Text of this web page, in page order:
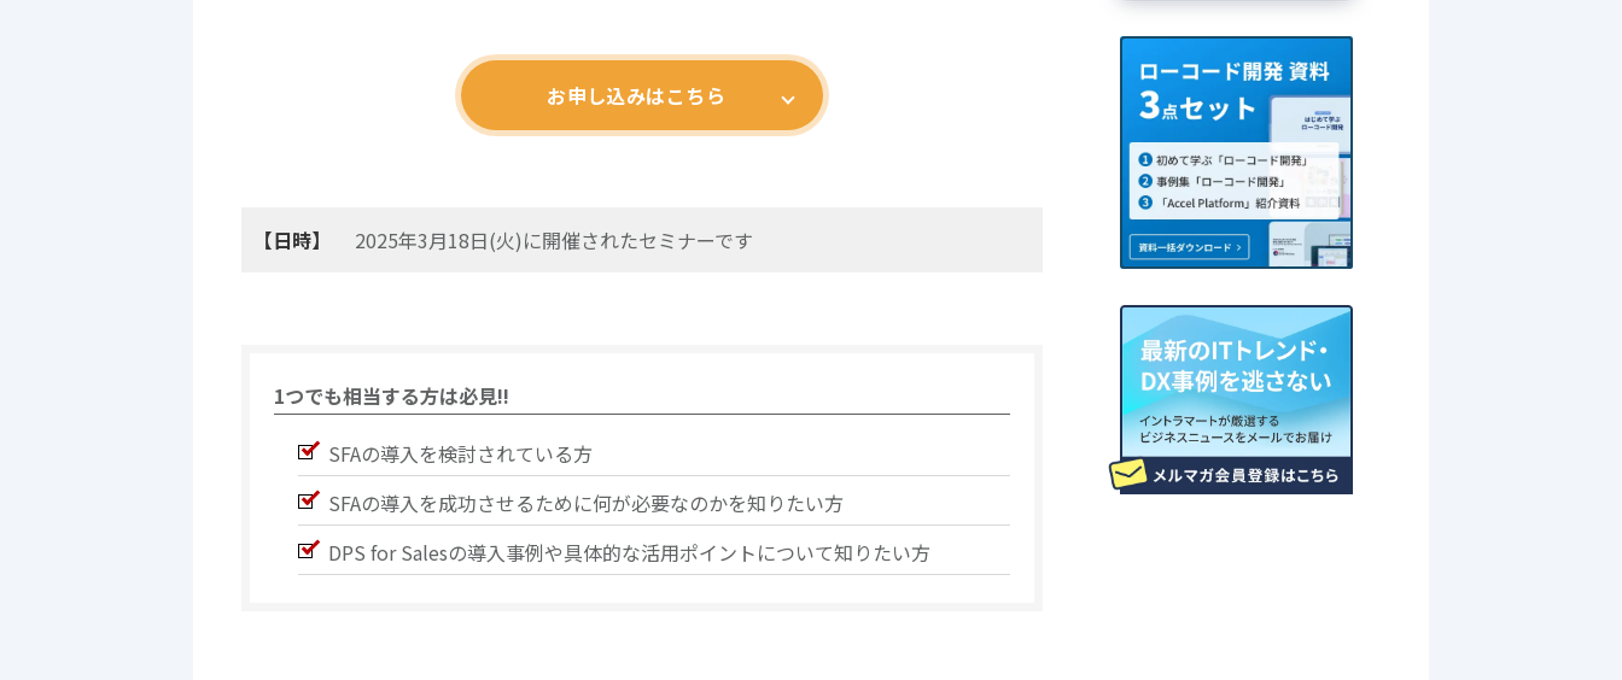
お申し込みはこちら
【日時】 2025年3月18日(火)に開催されたセミナーです
1つでも相当する方は必見!!
SFAの導入を検討されている方
SFAの導入を成功させるために何が必要なのかを知りたい方
DPS for Salesの導入事例や具体的な活用ポイントについて知りたい方